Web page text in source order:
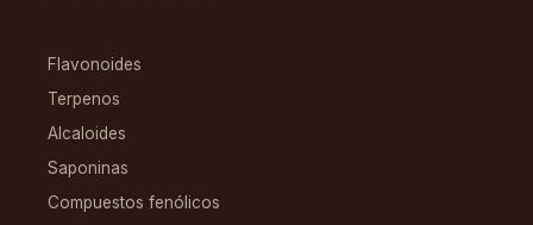
Flavonoides
Terpenos
Alcaloides
Saponinas
Compuestos fenólicos